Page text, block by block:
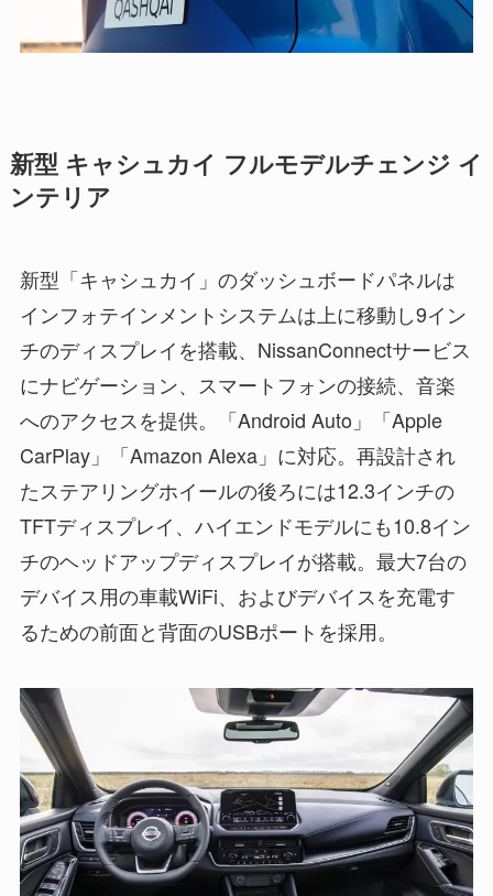
新型 キャシュカイ フルモデルチェンジ イ
ンテリア
新型「キャシュカイ」のダッシュボードパネルは
インフォテインメントシステムは上に移動し9イン
チのディスプレイを搭載、NissanConnectサービス
にナビゲーション、スマートフォンの接続、音楽
へのアクセスを提供。「Android Auto」「Apple
CarPlay」「Amazon Alexa」に対応。再設計され
たステアリングホイールの後ろには12.3インチの
TFTディスプレイ、ハイエンドモデルにも10.8イン
チのヘッドアップディスプレイが搭載。最大7台の
デバイス用の車載WiFi、およびデバイスを充電す
るための前面と背面のUSBポートを採用。